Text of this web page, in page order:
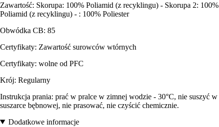
Zawartość: Skorupa: 100% Poliamid (z recyklingu) - Skorupa 2: 100%
Poliamid (z recyklingu) - : 100% Poliester
Obwódka CB: 85
Certyfikaty: Zawartość surowców wtórnych
Certyfikaty: wolne od PFC
Krój: Regularny
Instrukcja prania: prać w pralce w zimnej wodzie - 30°C, nie suszyć w
suszarce bębnowej, nie prasować, nie czyścić chemicznie.
Dodatkowe informacje